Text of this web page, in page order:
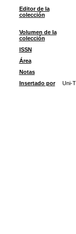
Editor de la
colección
Volumen de la
colección
ISSN
Área
Notas
Insertado por
Uni-